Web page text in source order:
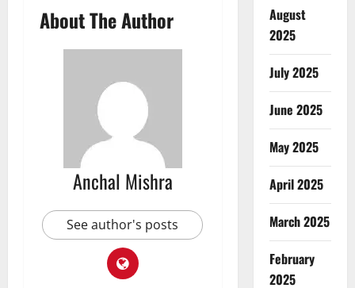
About The Author
Anchal Mishra
See author's posts
August
2025
July 2025
June 2025
May 2025
April 2025
March 2025
February
2025